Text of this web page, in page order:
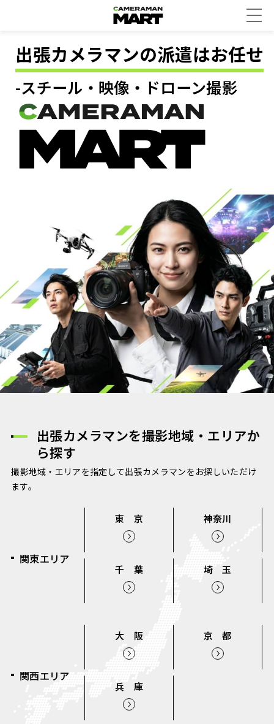
出張カメラマンの派遣はお任せ
-スチール・映像・ドローン撮影
出張カメラマンを撮影地域・エリアか
ら探す
撮影地域・エリアを指定して出張カメラマンをお探しいただけ
ます。
関東エリア
東 京 神奈川
千 葉 埼 玉
関西エリア
大 阪 京 都
兵 庫